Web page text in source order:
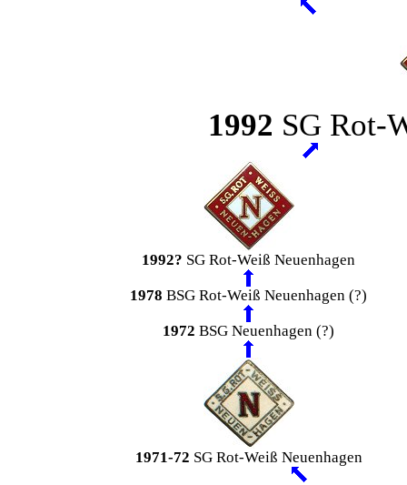
1992 SG Rot-
1992? SG Rot-Weiß Neuenhagen
1978 BSG Rot-Weiß Neuenhagen (?)
1972 BSG Neuenhagen (?)
1971-72 SG Rot-Weiß Neuenhagen